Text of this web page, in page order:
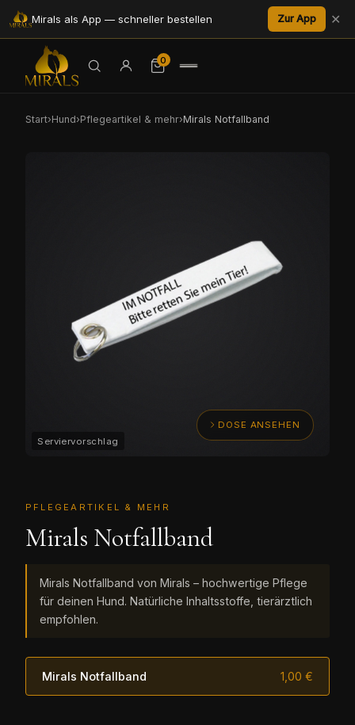
Mirals als App — schneller bestellen Zur App ✕
0
Start›Hund›Pflegeartikel & mehr›Mirals Notfallband
DOSE ANSEHEN
PFLEGEARTIKEL & MEHR
Mirals Notfallband
Mirals Notfallband von Mirals – hochwertige Pflege
für deinen Hund. Natürliche Inhaltsstoffe, tierärztlich
empfohlen.
Mirals Notfallband 1,00 €